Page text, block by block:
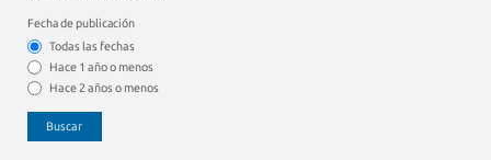
Fecha de publicación
Todas las fechas
Hace 1 año o menos
Hace 2 años o menos
Buscar